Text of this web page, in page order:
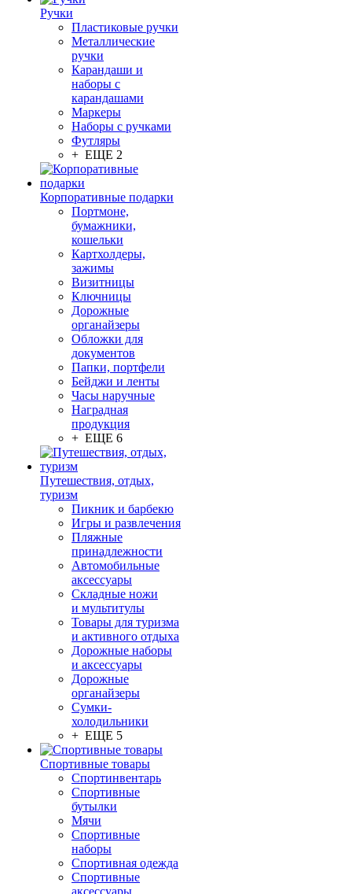
Ручки
Пластиковые ручки
Металлические
ручки
Карандаши и
наборы с
карандашами
Маркеры
Наборы с ручками
Футляры
+ ЕЩЕ 2
Корпоративные подарки
Портмоне,
бумажники,
кошельки
Картхолдеры,
зажимы
Визитницы
Ключницы
Дорожные
органайзеры
Обложки для
документов
Папки, портфели
Бейджи и ленты
Часы наручные
Наградная
продукция
+ ЕЩЕ 6
Путешествия, отдых,
туризм
Пикник и барбекю
Игры и развлечения
Пляжные
принадлежности
Автомобильные
аксессуары
Складные ножи
и мультитулы
Товары для туризма
и активного отдыха
Дорожные наборы
и аксессуары
Дорожные
органайзеры
Сумки-
холодильники
+ ЕЩЕ 5
Спортивные товары
Спортинвентарь
Спортивные
бутылки
Мячи
Спортивные
наборы
Спортивная одежда
Спортивные
аксессуары